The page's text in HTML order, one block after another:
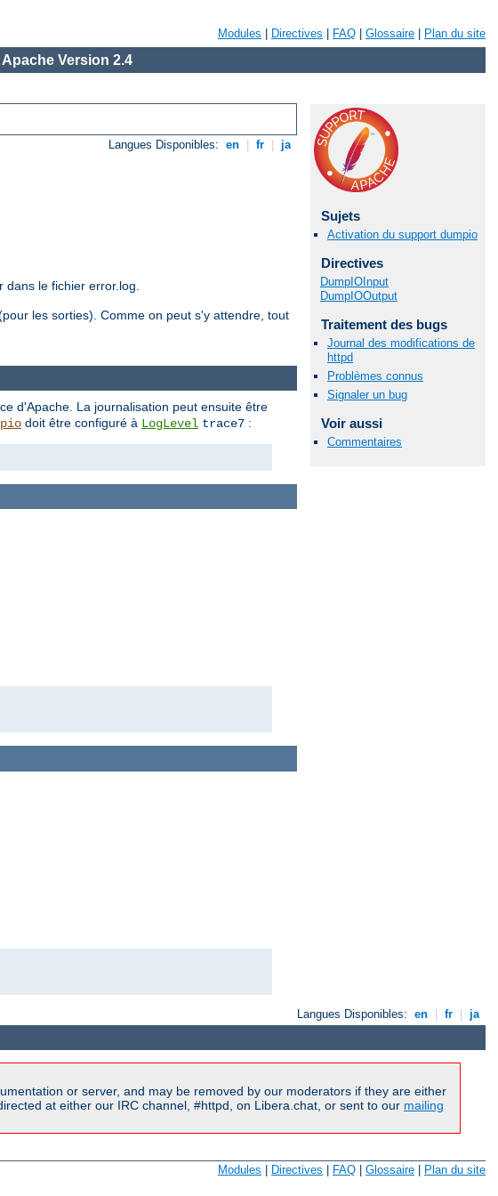
Modules Directives FAQ Glossaire Plan du site
Version 2.4
Langues Disponibles: en fr ja
dans le fichier error.log.
les sorties). Comme on peut s'y attendre, tout
Sujets
Activation du support dumpio
Directives
DumpIOInput
DumpIOOutput
Traitement des bugs
Journal des modifications de
httpd
Problèmes connus
Signaler un bug
Voir aussi
Commentaires
d'Apache. La journalisation peut ensuite être
doit être configuré à LogLevel trace7 :
Langues Disponibles: en | fr | ja
or server, and may be removed by our moderators if they are either
at either our IRC channel, #httpd, on Libera.chat, or sent to our mailing
Modules Directives FAQ Glossaire Plan du site